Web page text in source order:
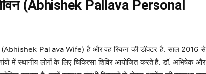
(Abhishek Pallava Personal
(Abhishek Pallava Wife) है और वह स्किन की डॉक्टर है. साल 2016 से
में स्थानीय लोगों के लिए चिकित्सा शिविर आयोजित करते हैं. डॉ. अभिषेक और